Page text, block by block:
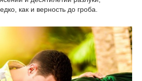
как и верность до гроба.